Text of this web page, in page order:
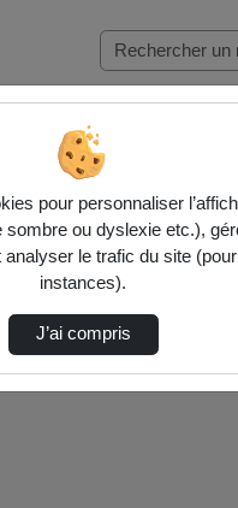
pour personnaliser
sombre ou dyslexie etc.),
analyser le trafic du site
instances).
J’ai compris